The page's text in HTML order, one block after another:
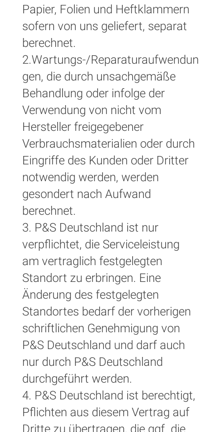
Papier, Folien und Heftklammern
sofern von uns geliefert, separat
berechnet.
2.Wartungs-/Reparaturaufwendun
gen, die durch unsachgemäße
Behandlung oder infolge der
Verwendung von nicht vom
Hersteller freigegebener
Verbrauchsmaterialien oder durch
Eingriffe des Kunden oder Dritter
notwendig werden, werden
gesondert nach Aufwand
berechnet.
3. P&S Deutschland ist nur
verpflichtet, die Serviceleistung
am vertraglich festgelegten
Standort zu erbringen. Eine
Änderung des festgelegten
Standortes bedarf der vorherigen
schriftlichen Genehmigung von
P&S Deutschland und darf auch
nur durch P&S Deutschland
durchgeführt werden.
4. P&S Deutschland ist berechtigt,
Pflichten aus diesem Vertrag auf
Dritte zu übertragen, die ggf. die